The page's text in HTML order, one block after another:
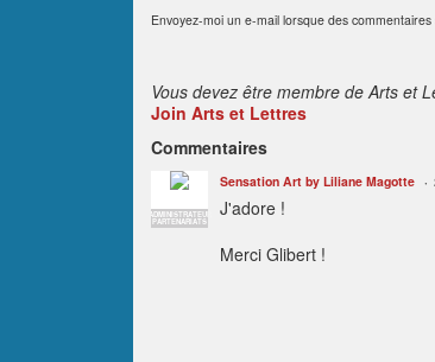
Envoyez-moi un e-mail lorsque des commentaires
Vous devez être membre de Arts et
Join Arts et Lettres
Commentaires
ADMINISTRATEUR
PARTENARIATS
Sensation Art by Liliane Magotte
J'adore !
Merci Glibert !